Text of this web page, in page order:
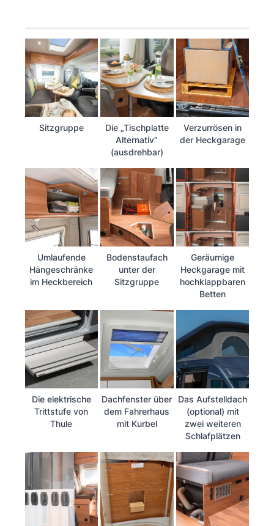
Sitzgruppe
Die „Tischplatte
Alternativ“
(ausdrehbar)
Verzurrösen in
der Heckgarage
Umlaufende
Hängeschränke
im Heckbereich
Bodenstaufach
unter der
Sitzgruppe
Geräumige
Heckgarage mit
hochklappbaren
Betten
Die elektrische
Trittstufe von
Thule
Dachfenster über
dem Fahrerhaus
mit Kurbel
Das Aufstelldach
(optional) mit
zwei weiteren
Schlafplätzen